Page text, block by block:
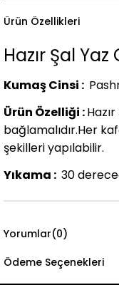
Ürün Özellikleri
Hazır Şal
Kumaş Cinsi :
Ürün Özelliği :
bağlamalıdır.Her
şekilleri yapılabilir.
Yıkama : 30
Yorumlar(0)
Ödeme Seçenekleri